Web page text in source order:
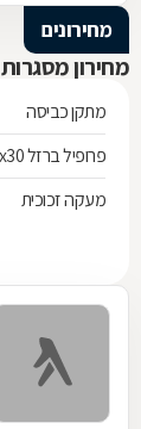
מחירונים
מחירון מסגרות
מתקן כביסה
פרופיל ברזל 30x30 - מוט 6 מטר
מעקה זכוכית